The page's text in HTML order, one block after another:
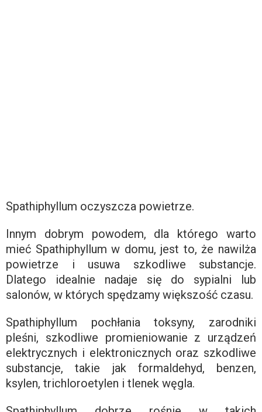
Spathiphyllum oczyszcza powietrze.
Innym dobrym powodem, dla którego warto
mieć Spathiphyllum w domu, jest to, że nawilża
powietrze i usuwa szkodliwe substancje.
Dlatego idealnie nadaje się do sypialni lub
salonów, w których spędzamy większość czasu.
Spathiphyllum pochłania toksyny, zarodniki
pleśni, szkodliwe promieniowanie z urządzeń
elektrycznych i elektronicznych oraz szkodliwe
substancje, takie jak formaldehyd, benzen,
ksylen, trichloroetylen i tlenek węgla.